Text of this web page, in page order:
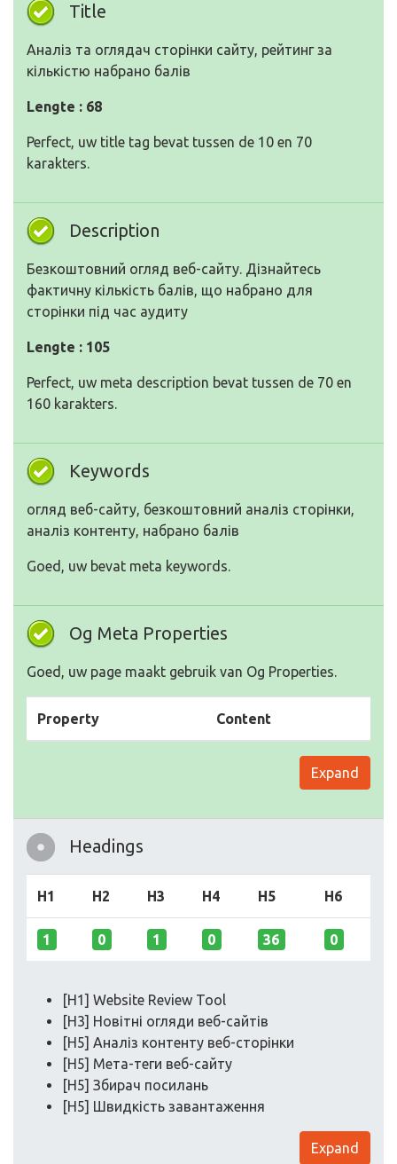
Title
Аналіз та оглядач сторінки сайту, рейтинг за
кількістю набрано балів
Lengte : 68
Perfect, uw title tag bevat tussen de 10 en 70
karakters.
Description
Безкоштовний огляд веб-сайту. Дізнайтесь
фактичну кількість балів, що набрано для
сторінки під час аудиту
Lengte : 105
Perfect, uw meta description bevat tussen de 70 en
160 karakters.
Keywords
огляд веб-сайту, безкоштовний аналіз сторінки,
аналіз контенту, набрано балів
Goed, uw bevat meta keywords.
Og Meta Properties
Goed, uw page maakt gebruik van Og Properties.
Property Content
Expand
Headings
H1 H2 H3 H4 H5 H6
1 0 1 0 36 0
[H1] Website Review Tool
[H3] Новітні огляди веб-сайтів
[H5] Аналіз контенту веб-сторінки
[H5] Мета-теги веб-сайту
[H5] Збирач посилань
[H5] Швидкість завантаження
Expand